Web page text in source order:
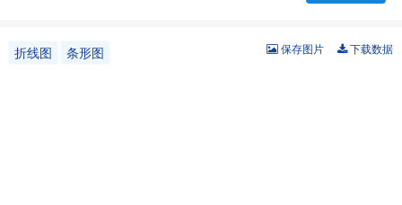
折线图 条形图 下载数据
保存图片